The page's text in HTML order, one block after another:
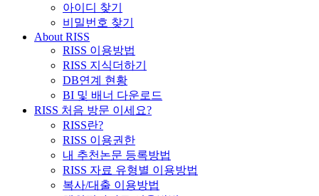
아이디 찾기
비밀번호 찾기
About RISS
RISS 이용방법
RISS 지식더하기
DB연계 현황
BI 및 배너 다운로드
RISS 처음 방문 이세요?
RISS란?
RISS 이용권한
내 추천논문 등록방법
RISS 자료 유형별 이용방법
복사/대출 이용방법